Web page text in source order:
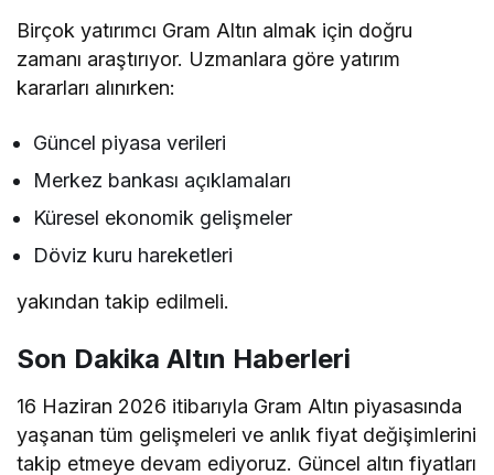
Birçok yatırımcı Gram Altın almak için doğru
zamanı araştırıyor. Uzmanlara göre yatırım
kararları alınırken:
Güncel piyasa verileri
Merkez bankası açıklamaları
Küresel ekonomik gelişmeler
Döviz kuru hareketleri
yakından takip edilmeli.
Son Dakika Altın Haberleri
16 Haziran 2026 itibarıyla Gram Altın piyasasında
yaşanan tüm gelişmeleri ve anlık fiyat değişimlerini
takip etmeye devam ediyoruz. Güncel altın fiyatları